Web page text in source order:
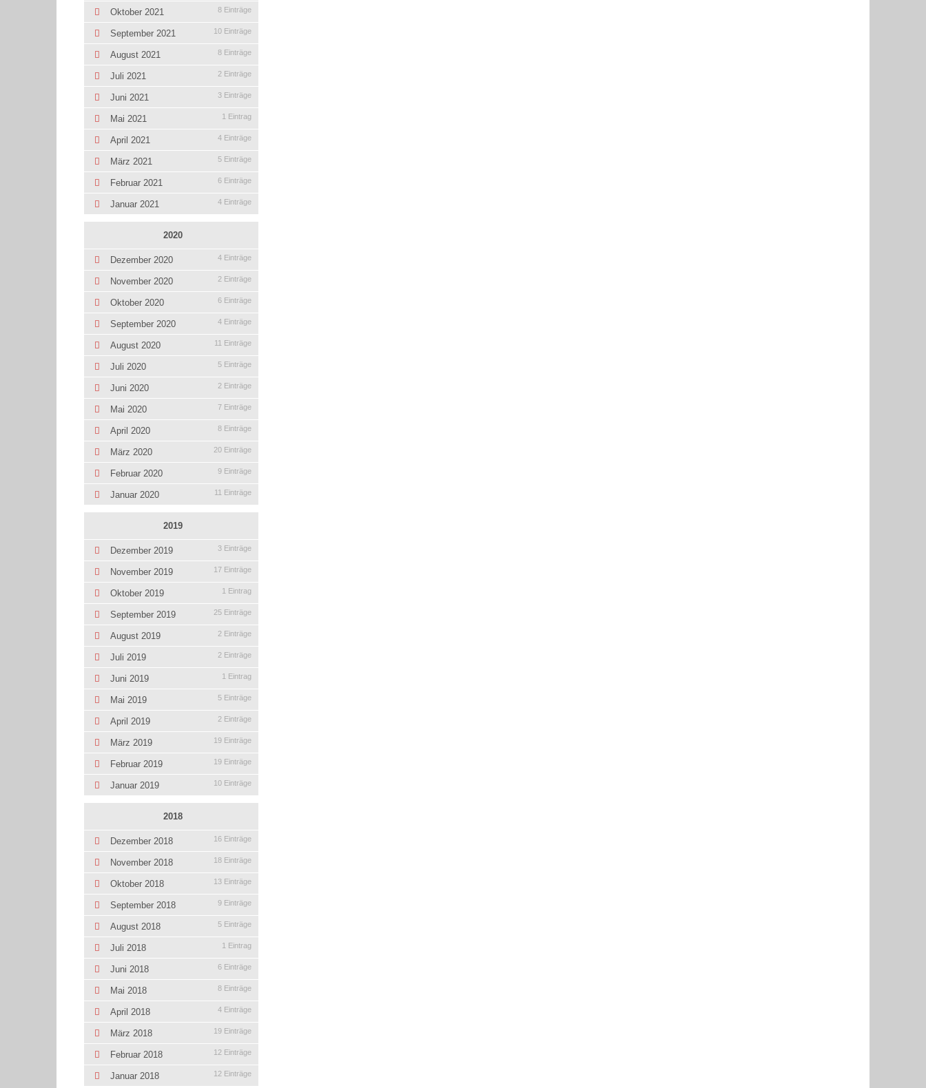
Oktober 2021 8 Einträge
September 2021 10 Einträge
August 2021 8 Einträge
Juli 2021 2 Einträge
Juni 2021 3 Einträge
Mai 2021 1 Eintrag
April 2021 4 Einträge
März 2021 5 Einträge
Februar 2021 6 Einträge
Januar 2021 4 Einträge
2020
Dezember 2020 4 Einträge
November 2020 2 Einträge
Oktober 2020 6 Einträge
September 2020 4 Einträge
August 2020 11 Einträge
Juli 2020 5 Einträge
Juni 2020 2 Einträge
Mai 2020 7 Einträge
April 2020 8 Einträge
März 2020 20 Einträge
Februar 2020 9 Einträge
Januar 2020 11 Einträge
2019
Dezember 2019 3 Einträge
November 2019 17 Einträge
Oktober 2019 1 Eintrag
September 2019 25 Einträge
August 2019 2 Einträge
Juli 2019 2 Einträge
Juni 2019 1 Eintrag
Mai 2019 5 Einträge
April 2019 2 Einträge
März 2019 19 Einträge
Februar 2019 19 Einträge
Januar 2019 10 Einträge
2018
Dezember 2018 16 Einträge
November 2018 18 Einträge
Oktober 2018 13 Einträge
September 2018 9 Einträge
August 2018 5 Einträge
Juli 2018 1 Eintrag
Juni 2018 6 Einträge
Mai 2018 8 Einträge
April 2018 4 Einträge
März 2018 19 Einträge
Februar 2018 12 Einträge
Januar 2018 12 Einträge